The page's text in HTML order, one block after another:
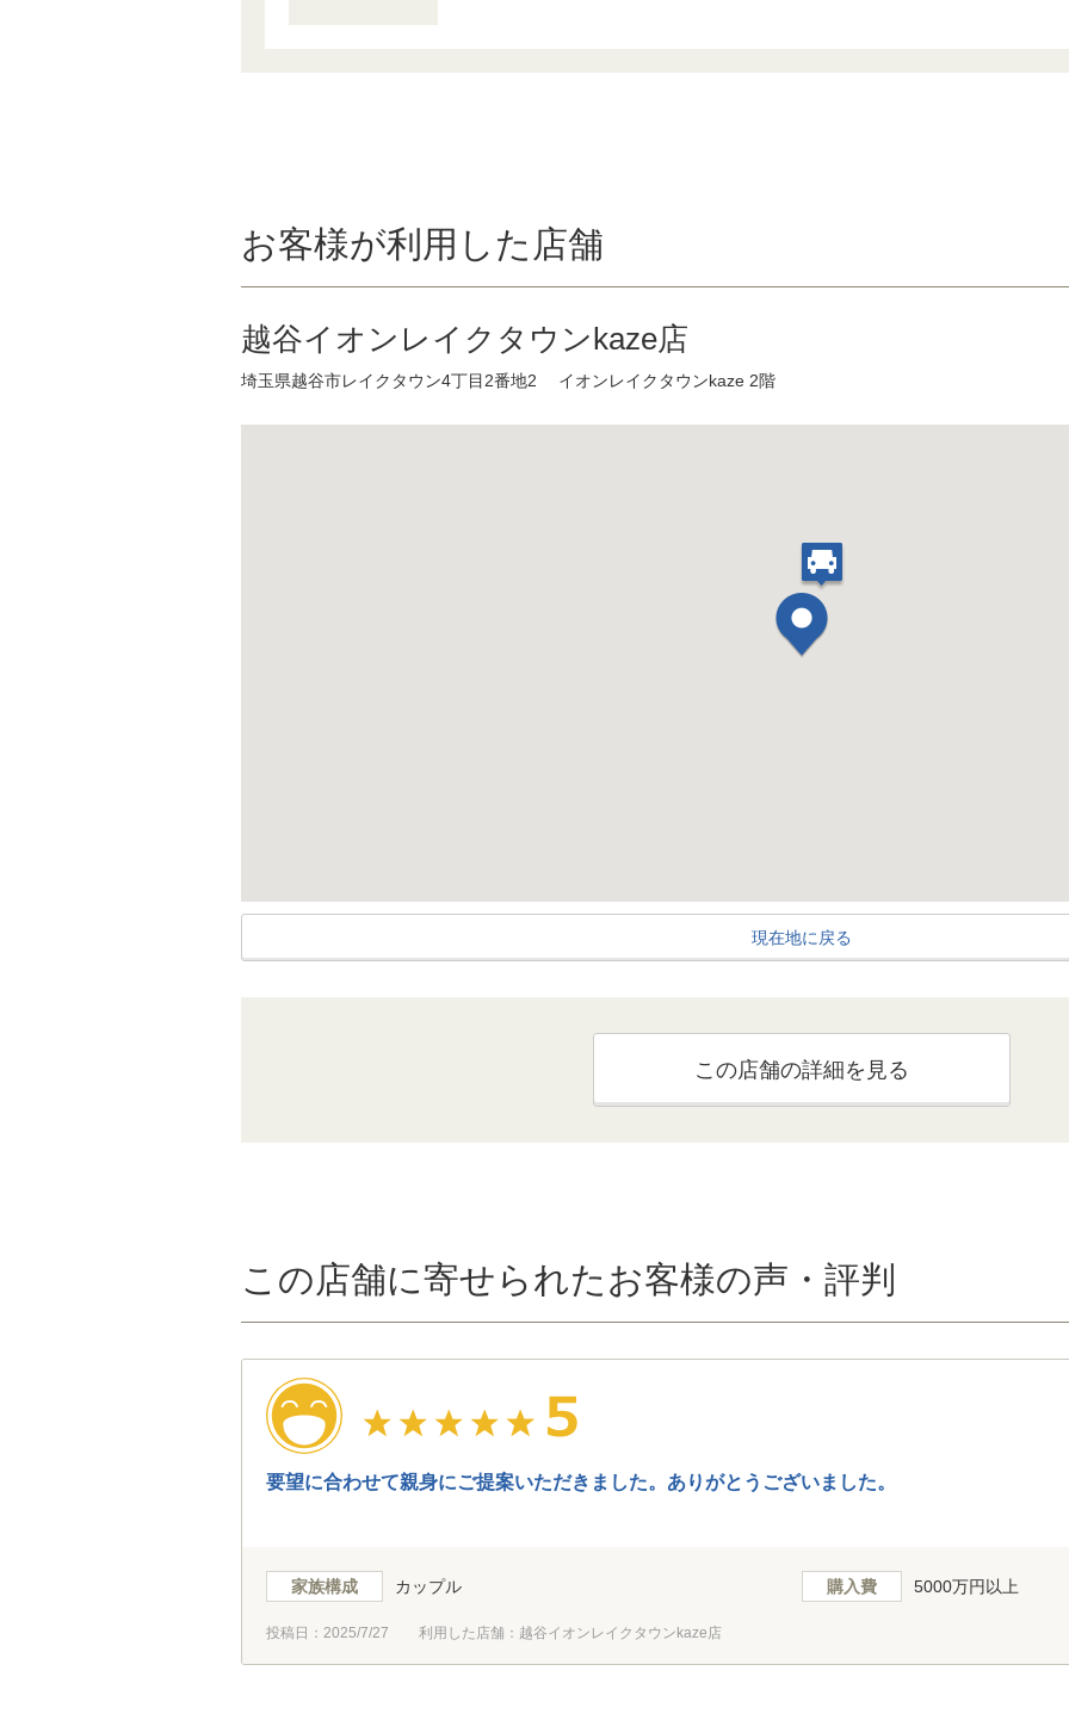
お客様が利用した店舗
越谷イオンレイクタウンkaze店
埼玉県越谷市レイクタウン4丁目2番地2 イオンレイクタウンkaze 2階
現在地に戻る
この店舗の詳細を見る
この店舗に寄せられたお客様の声・評判
要望に合わせて親身にご提案いただきました。ありがとうございました。
家族構成 カップル 購入費 5000万円以上
投稿日： 2025/7/27 利用した店舗：越谷イオンレイクタウンkaze店